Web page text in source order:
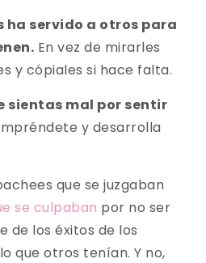
ha servido a otros para
En vez de mirarles
y cópiales si hace falta.
sientas mal por sentir
y desarrolla
que se juzgaban
se culpaban por no ser
de los éxitos de los
que otros tenían. Y no,